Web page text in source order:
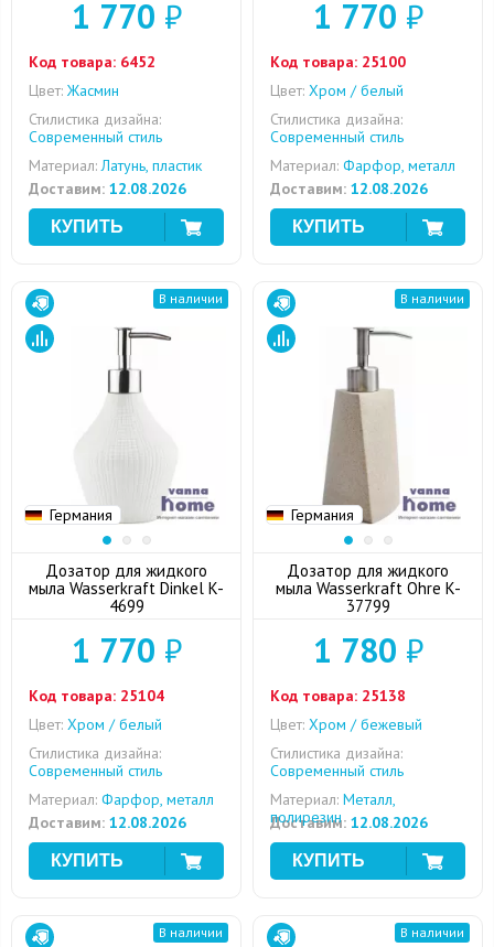
столешницу
1 770 ₽
Код товара: 6452
Цвет: Жасмин
Стилистика дизайна:
Современный стиль
Материал:Латунь, пластик
Доставим: 12.08.2026
1 770 ₽
Код товара: 25100
Цвет: Хром / белый
Стилистика дизайна:
Современный стиль
Материал: Фарфор, металл
Доставим: 12.08.2026
Германия
В наличии
Дозатор для жидкого
мыла Wasserkraft Dinkel K-
4699
1 770 ₽
Код товара: 25104
Цвет: Хром / белый
Стилистика дизайна:
Современный стиль
Материал: Фарфор, металл
Доставим: 12.08.2026
Германия
В наличии
Дозатор для жидкого
мыла Wasserkraft Ohre K-
37799
1 780 ₽
Код товара: 25138
Цвет: Хром / бежевый
Стилистика дизайна:
Современный стиль
Материал: Металл,
полирезин
Доставим: 12.08.2026
В наличии В наличии